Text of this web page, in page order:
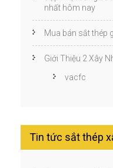
nhất hôm nay
Mua bán sắt thép
Giới Thiệu 2 Xây
vacfc
Tin tức sắt thép